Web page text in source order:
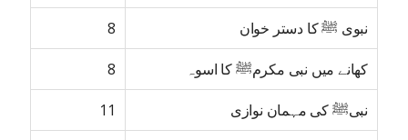
نبوی ﷺ کا دستر خوان 8
کھانے میں نبی مکرمﷺ کا اسوہ 8
نبیﷺ کی مہمان نوازی 11